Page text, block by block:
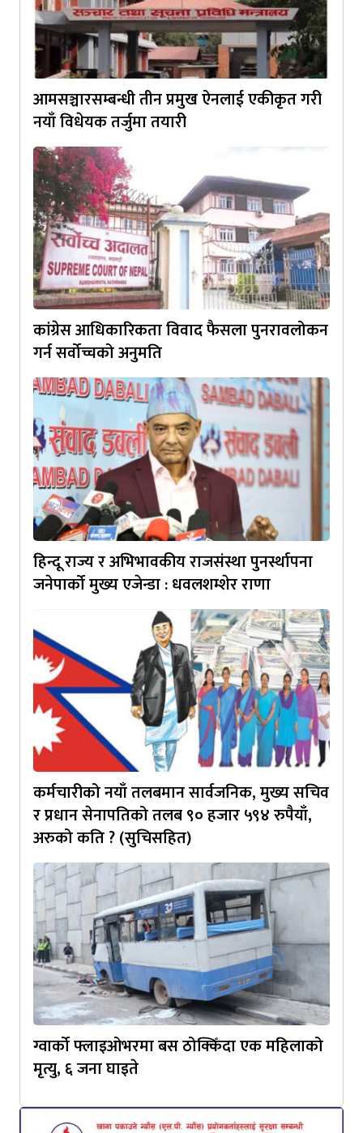
आमसञ्चारसम्बन्धी तीन प्रमुख ऐनलाई एकीकृत गरी
नयाँ विधेयक तर्जुमा तयारी
कांग्रेस आधिकारिकता विवाद फैसला पुनरावलोकन
गर्न सर्वोच्चको अनुमति
हिन्दू राज्य र अभिभावकीय राजसंस्था पुनर्स्थापना
जनेपार्को मुख्य एजेन्डा : धवलशम्शेर राणा
कर्मचारीको नयाँ तलबमान सार्वजनिक, मुख्य सचिव
र प्रधान सेनापतिको तलब ९० हजार ५९४ रुपैयाँ,
अरुको कति ? (सुचिसहित)
ग्वार्को फ्लाइओभरमा बस ठोक्किँदा एक महिलाको
मृत्यु, ६ जना घाइते